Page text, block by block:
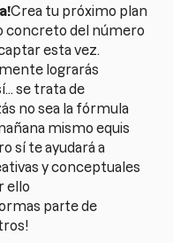
Crea tu próximo plan
concreto del número
esta vez.
lograrás
se trata de
no sea la fórmula
mismo equis
sí te ayudará a
y conceptuales
ello
parte de